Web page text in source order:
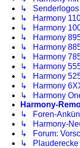
↳ Senderlogos
↳ Harmony
↳ Harmony
↳ Harmony
↳ Harmony
↳ Harmony
↳ Harmony
↳ Harmony
↳ Harmony
↳ Harmony
Harmony-
↳ Foren-
↳ Harmony-
↳ Forum:
↳ Plauderecke